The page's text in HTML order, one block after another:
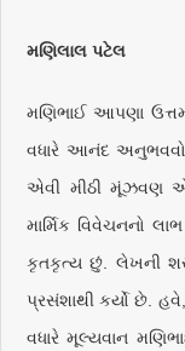
મણિલાલ પટેલ
મણિભાઈ આપણા
વધારે આનંદ અનુભવવો
એવી મીઠી મૂંઝવણ
માર્મિક વિવેચનનો
કૃતકૃત્ય છું. લેખની
પ્રસંશાથી કર્યો છે.
વધારે મૂલ્યવાન